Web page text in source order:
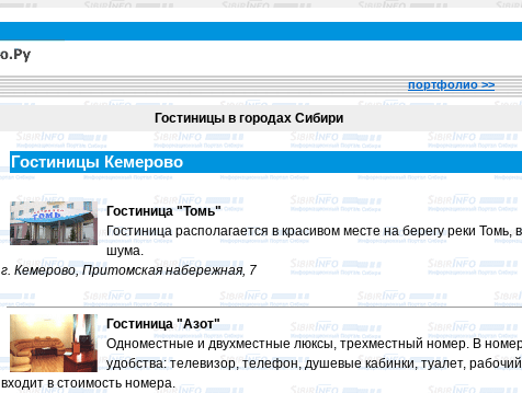
портфолио >>
Гостиницы в городах Сибири
Гостиницы Кемерово
Гостиница "Томь"
Гостиница располагается в красивом месте на берегу реки Томь,
шума.
г. Кемерово, Притомская набережная, 7
Гостиница "Азот"
Одноместные и двухместные люксы, трехместный номер. В
удобства: телевизор, телефон, душевые кабинки, туалет,
входит в стоимость номера.